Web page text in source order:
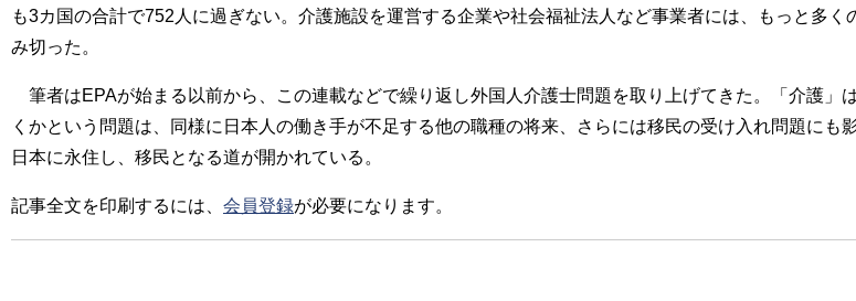
も3カ国の合計で752人に過ぎない。介護施設を運営する企業や社会福祉法人など事業者には、もっと多
み切った。
筆者はEPAが始まる以前から、この連載などで繰り返し外国人介護士問題を取り上げてきた。「介護」
くかという問題は、同様に日本人の働き手が不足する他の職種の将来、さらには移民の受け入れ問題に
日本に永住し、移民となる道が開かれている。
記事全文を印刷するには、 会員登録が必要になります。